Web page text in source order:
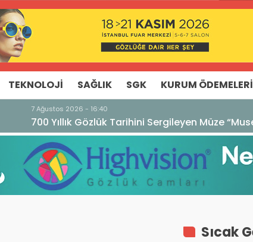
TEKNOLOJI SAĞLIK SGK KURUM ÖDEMELERI
dell’Occhiale”
Sıcak